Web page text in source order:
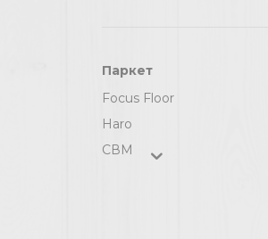
Паркет
Focus Floor
Haro
СВМ